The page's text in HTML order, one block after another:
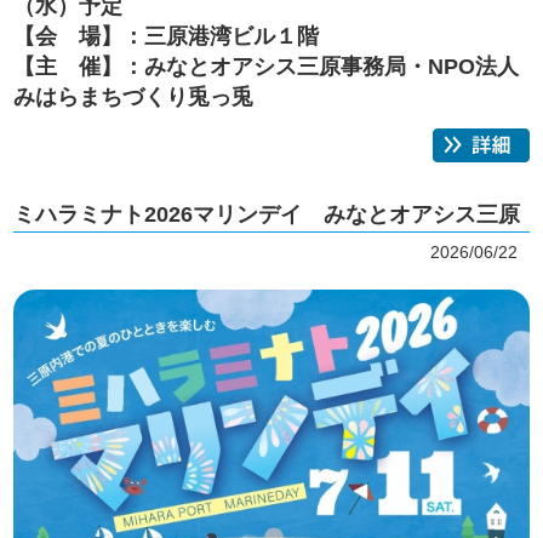
（水）予定
【会 場】：三原港湾ビル１階
【主 催】：みなとオアシス三原事務局・NPO法人
みはらまちづくり兎っ兎
ミハラミナト2026マリンデイ みなとオアシス三原
2026/06/22